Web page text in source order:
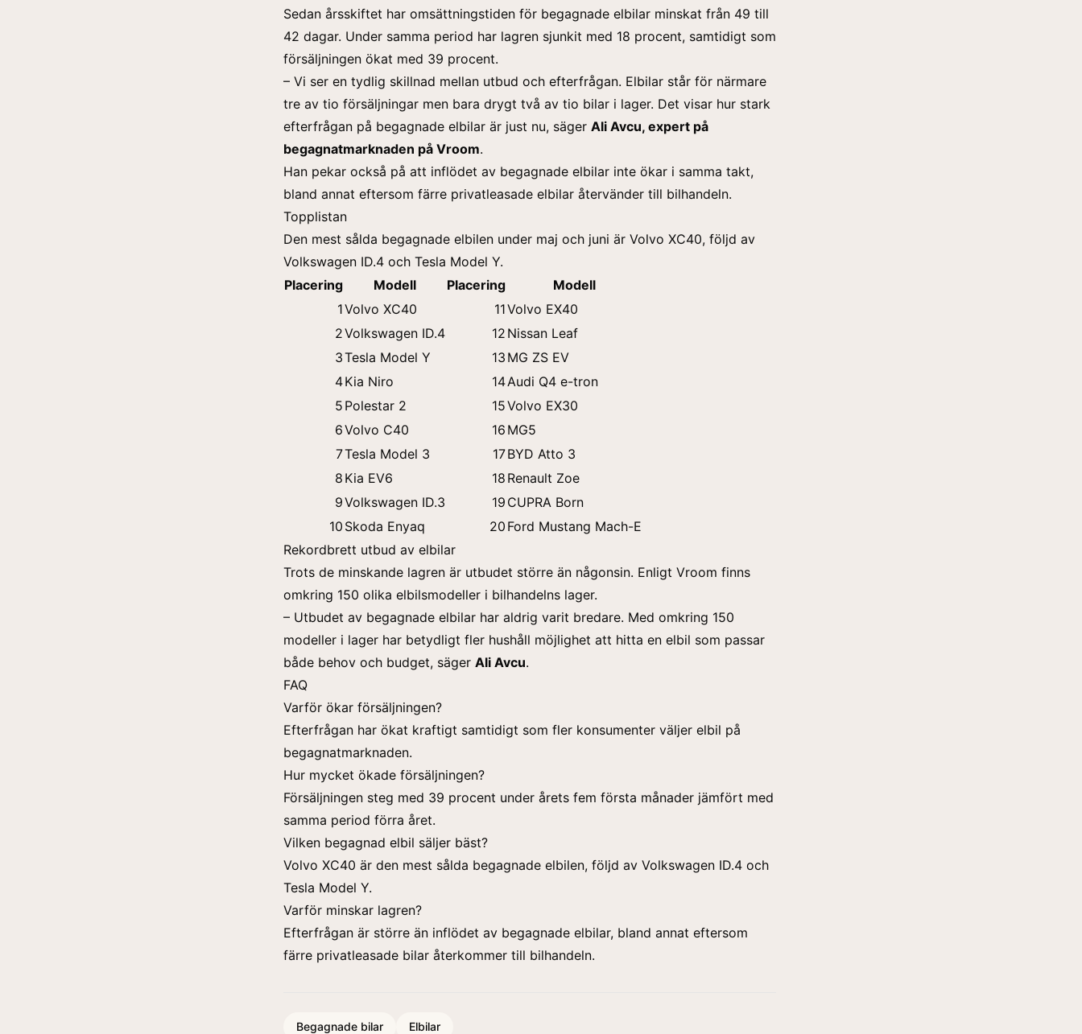
Sedan årsskiftet har omsättningstiden för begagnade elbilar minskat från 49 till
42 dagar. Under samma period har lagren sjunkit med 18 procent, samtidigt som
försäljningen ökat med 39 procent.
– Vi ser en tydlig skillnad mellan utbud och efterfrågan. Elbilar står för närmare
tre av tio försäljningar men bara drygt två av tio bilar i lager. Det visar hur stark
efterfrågan på begagnade elbilar är just nu, säger Ali Avcu, expert på
begagnatmarknaden på Vroom.
Han pekar också på att inflödet av begagnade elbilar inte ökar i samma takt,
bland annat eftersom färre privatleasade elbilar återvänder till bilhandeln.
Topplistan
Den mest sålda begagnade elbilen under maj och juni är Volvo XC40, följd av
Volkswagen ID.4 och Tesla Model Y.
Placering
Modell Placering
Modell
1Volvo XC40 11Volvo EX40
2Volkswagen ID.4 12 Nissan Leaf
3Tesla Model Y 13 MG ZS EV
4Kia Niro 14Audi Q4 e-tron
5 Polestar 2 15Volvo EX30
6Volvo C40 16 MG5
7Tesla Model 3 17BYD Atto 3
8 Kia EV6 18 Renault Zoe
9Volkswagen ID.3 19 CUPRA Born
10 Skoda Enyaq 20 Ford Mustang Mach-E
Rekordbrett utbud av elbilar
Trots de minskande lagren är utbudet större än någonsin. Enligt Vroom finns
omkring 150 olika elbilsmodeller i bilhandelns lager.
– Utbudet av begagnade elbilar har aldrig varit bredare. Med omkring 150
modeller i lager har betydligt fler hushåll möjlighet att hitta en elbil som passar
både behov och budget, säger Ali Avcu.
FAQ
Varför ökar försäljningen?
Efterfrågan har ökat kraftigt samtidigt som fler konsumenter väljer elbil på
begagnatmarknaden.
Hur mycket ökade försäljningen?
Försäljningen steg med 39 procent under årets fem första månader jämfört med
samma period förra året.
Vilken begagnad elbil säljer bäst?
Volvo XC40 är den mest sålda begagnade elbilen, följd av Volkswagen ID.4 och
Tesla Model Y.
Varför minskar lagren?
Efterfrågan är större än inflödet av begagnade elbilar, bland annat eftersom
färre privatleasade bilar återkommer till bilhandeln.
Begagnade bilar Elbilar